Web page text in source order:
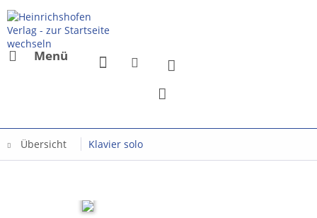
Menü
Übersicht Klavier solo